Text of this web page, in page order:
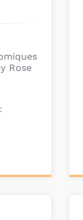
Rose